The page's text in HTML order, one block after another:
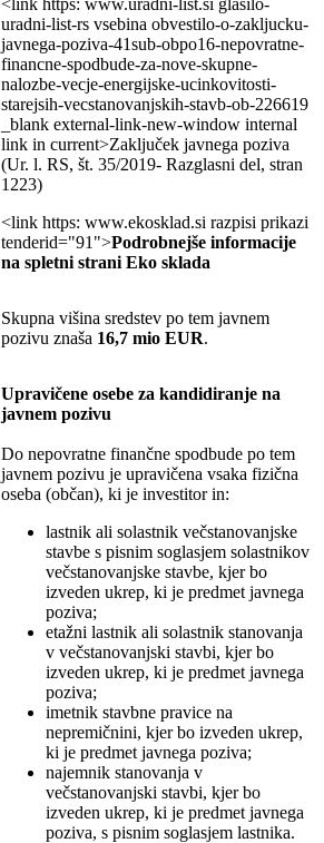
uradni-list-rs vsebina obvestilo-o-zakljucku-
javnega-poziva-41sub-obpo16-nepovratne-
financne-spodbude-za-nove-skupne-
nalozbe-vecje-energijske-ucinkovitosti-
starejsih-vecstanovanjskih-stavb-ob-226619
_blank external-link-new-window internal
link in current>Zaključek javnega poziva
(Ur. l. RS, št. 35/2019- Razglasni del, stran
1223)
<link https: www.ekosklad.si razpisi prikazi
tenderid="91">Podrobnejše informacije
na spletni strani Eko sklada
Skupna višina sredstev po tem javnem
pozivu znaša 16,7 mio EUR.
Upravičene osebe za kandidiranje na
javnem pozivu
Do nepovratne finančne spodbude po tem
javnem pozivu je upravičena vsaka fizična
oseba (občan), ki je investitor in:
lastnik ali solastnik večstanovanjske
stavbe s pisnim soglasjem solastnikov
večstanovanjske stavbe, kjer bo
izveden ukrep, ki je predmet javnega
poziva;
etažni lastnik ali solastnik stanovanja
v večstanovanjski stavbi, kjer bo
izveden ukrep, ki je predmet javnega
poziva;
imetnik stavbne pravice na
nepremičnini, kjer bo izveden ukrep,
ki je predmet javnega poziva;
najemnik stanovanja v
večstanovanjski stavbi, kjer bo
izveden ukrep, ki je predmet javnega
poziva, s pisnim soglasjem lastnika.